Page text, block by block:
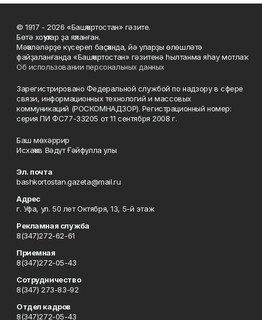
© 1917 - 2026 «Башҡортостан» гәзите.
Бөтә хоҡуҡтар ҙа яҡланған.
Мәҡәләләрҙе күсереп баҫҡанда, йә уларҙы өлөшләтә
файҙаланғанда «Башҡортостан» гәзитенә һылтанма яһау мотлаҡ.
Об использовании персональных данных
Зарегистрировано Федеральной службой по надзору в сфере
связи, информационных технологий и массовых
коммуникаций (РОСКОМНАДЗОР). Регистрационный номер:
серия ПИ ФС77-33205 от 11 сентября 2008 г.
Баш мөхәррир
Исхаҡов Вәдүт Ғәйфулла улы
Эл. почта
bashkortostan.gazeta@mail.ru
Адрес
г. Уфа, ул. 50 лет Октября, 13, 5-й этаж
Рекламная служба
8(347)272-62-61
Приемная
8(347)272-05-43
Сотрудничество
8(347) 273-83-92
Отдел кадров
8(347)272-05-43